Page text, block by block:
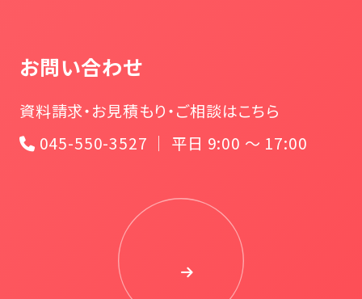
お問い合わせ
資料請求・お見積もり・ご相談はこちら
045-550-3527 ｜ 平日 9:00 〜 17:00